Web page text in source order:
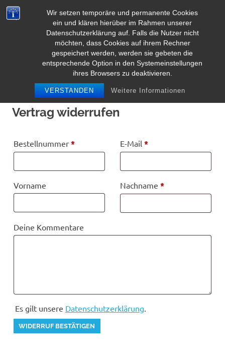
Wir setzen temporäre und permanente Cookies
ein und klären hierüber im Rahmen unserer
Datenschutzerklärung auf. Falls die Nutzer nicht
möchten, dass Cookies auf ihrem Rechner
gespeichert werden, werden sie gebeten die
entsprechende Option in den Systemeinstellungen
ihres Browsers zu deaktivieren.
VERSTANDEN Weitere Informationen
Zum
InhaltHerz Pooltoy
Vertrag widerrufen
Bestellnummer *erforderlich E-Mail *erforderlich
Vorname Nachname *erforderlich
Page URI *erforderlich
Deine Kommentare
Es gilt unsere Datenschutzerklärung
WIDERRUF BESTÄTIGEN